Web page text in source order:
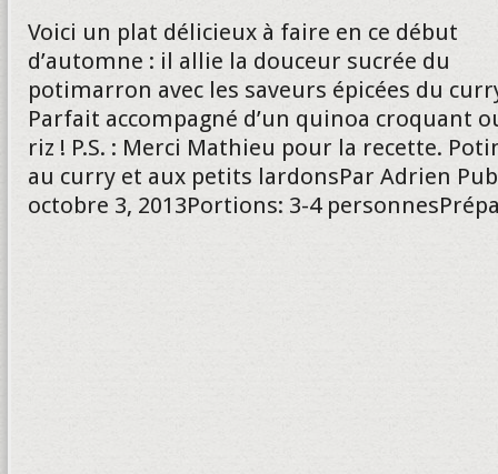
Voici un plat délicieux à faire en ce début
d’automne : il allie la douceur sucrée du
potimarron avec les saveurs épicées du
Parfait accompagné d’un quinoa croquant
riz ! P.S. : Merci Mathieu pour la recette.
au curry et aux petits lardonsPar Adrien
octobre 3, 2013Portions: 3-4